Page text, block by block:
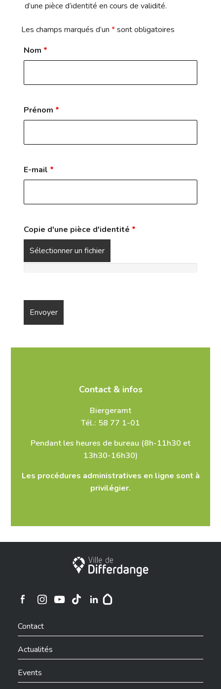
d’une pièce d’identité en cours de validité.
Les champs marqués d’un *sont obligatoires
Nom *
Prénom *
E-mail *
Copie d'une pièce d'identité *
Sélectionner un fichier
Contact & infos
Biergeramt
Tél.: 58 77 1-01
Pendant les heures de bureau (8h-11h30 et
13h30-16h30)
Les procédures administratives en ligne​ sont à
privilégier.
Ville de Differdange
Ville de Differdange sur Instagram
Contact
Actualités
Events